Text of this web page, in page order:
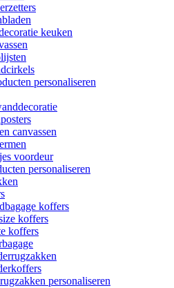
keuken
personaliseren
canvassen
voordeur
personaliseren
koffers
koffers
koffers
personaliseren